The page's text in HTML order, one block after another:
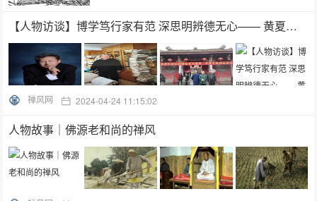
【人物访谈】博学笃行家有范 深思明辨德无心—— 黄夏年研究员
禅风网 2024-04-24 11:15:02
人物故事｜佛源老和尚的禅风